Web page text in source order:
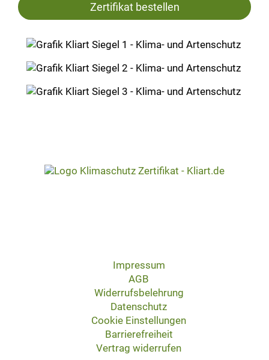
Zertifikat bestellen
Impressum
AGB
Widerrufsbelehrung
Datenschutz
Cookie Einstellungen
Barrierefreiheit
Vertrag widerrufen